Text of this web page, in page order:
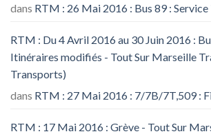
dans RTM : 26 Mai 2016 : Bus 89 :
RTM : Du 4 Avril 2016 au 30 Juin 2016 :
Itinéraires modifiés - Tout Sur Marseille
Transports)
dans RTM : 27 Mai 2016 : 7/7B/7T,509 :
RTM : 17 Mai 2016 : Grève - Tout Sur